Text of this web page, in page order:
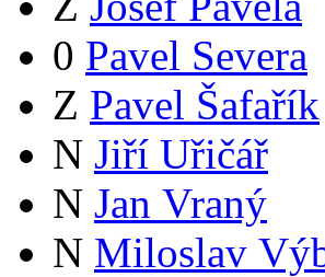
0 Pavel Severa
Z Pavel Šafařík
N Jiří Uřičář
N Jan Vraný
N Miloslav